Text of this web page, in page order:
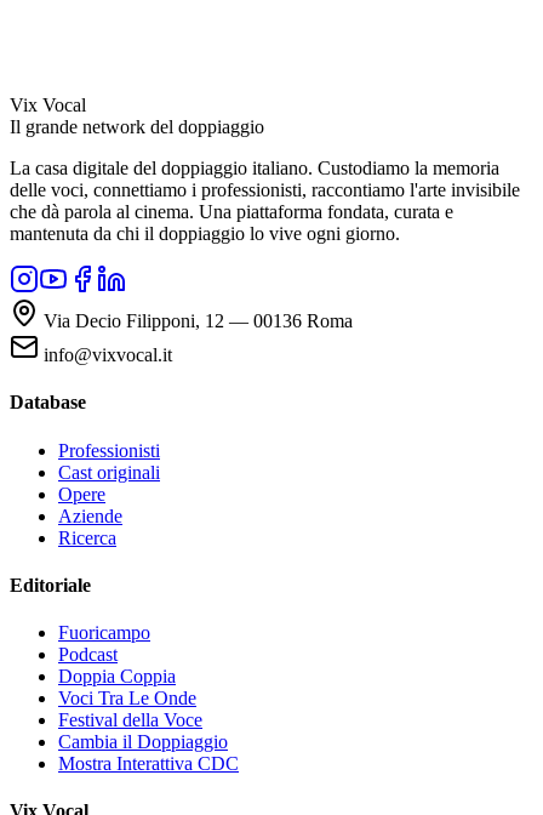
Vix Vocal
Il grande network del doppiaggio
La casa digitale del doppiaggio italiano. Custodiamo la memoria
delle voci, connettiamo i professionisti, raccontiamo l'arte invisibile
che dà parola al cinema. Una piattaforma fondata, curata e
mantenuta da chi il doppiaggio lo vive ogni giorno.
Via Decio Filipponi, 12 — 00136 Roma
info@vixvocal.it
Database
Professionisti
Cast originali
Opere
Aziende
Ricerca
Editoriale
Fuoricampo
Podcast
Doppia Coppia
Voci Tra Le Onde
Festival della Voce
Cambia il Doppiaggio
Mostra Interattiva CDC